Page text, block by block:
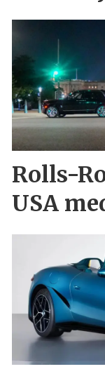
Rolls-
USA